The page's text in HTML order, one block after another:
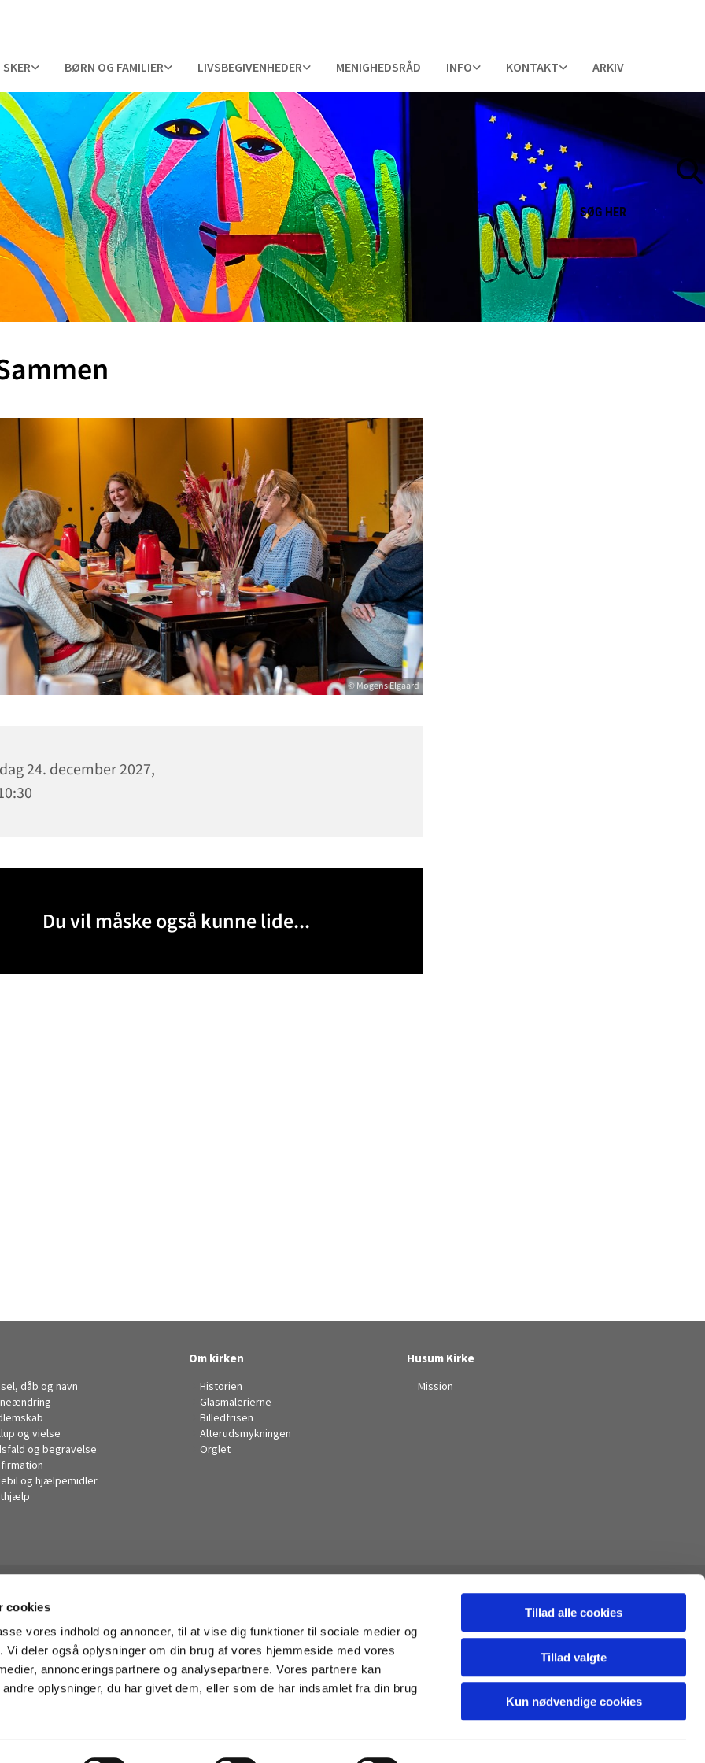
cookies
vores indhold og annoncer, til at vise dig funktioner til sociale medier og
deler også oplysninger om din brug af vores hjemmeside med vores
annonceringspartnere og analysepartnere. Vores partnere kan
oplysninger, du har givet dem, eller som de har indsamlet fra din brug
Tillad alle cookies
Tillad valgte
Kun nødvendige cookies
BØRN OG FAMILIER LIVSBEGIVENHEDER MENIGHEDSRÅD INFO KONTAKT ARKIV
SØG HER
© Mogens Elgaard
24. december 2027,
Du vil måske også kunne lide...
dåb og navn
og vielse
og begravelse
og hjælpemidler
Om kirken
Historien
Glasmalerierne
Billedfrisen
Alterudsmykningen
Orglet
Husum Kirke
Mission
38285446
husum.sogn@km.dk